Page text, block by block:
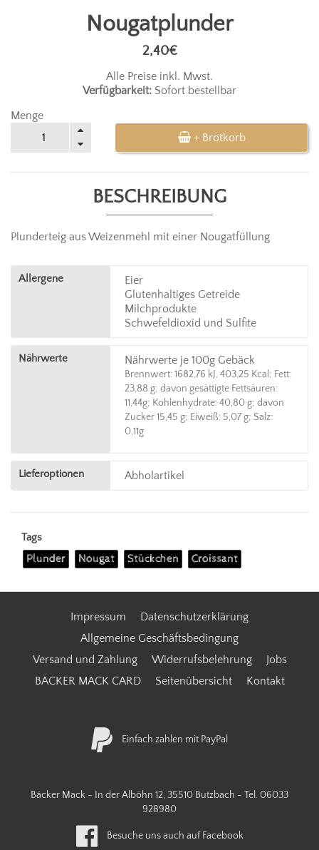
Nougatplunder
2,40€
Alle Preise inkl. Mwst.
Verfügbarkeit: Sofort bestellbar
Menge
+ Brotkorb
BESCHREIBUNG
Plunderteig aus Weizenmehl mit einer Nougatfüllung
Allergene
Eier
Glutenhaltiges Getreide
Milchprodukte
Schwefeldioxid und Sulfite
Nährwerte Nährwerte je 100g Gebäck
Brennwert: 1682,76 kJ, 403,25 Kcal; Fett:
23,88 g; davon gesättigte Fettsäuren:
11,44g; Kohlenhydrate: 40,80 g; davon
Zucker 15,45 g; Eiweiß: 5,07 g; Salz:
0,11g
Lieferoptionen Abholartikel
Tags
Plunder Nougat Stückchen Croissant
Impressum
Datenschutzerklärung
Allgemeine Geschäftsbedingung
Versand und Zahlung
Widerrufsbelehrung
Jobs
BÄCKER MACK CARD
Seitenübersicht Kontakt
Einfach zahlen mit PayPal
Bäcker Mack - In der Alböhn 12, 35510 Butzbach - Tel. 06033
928980
Besuche uns auch auf Facebook